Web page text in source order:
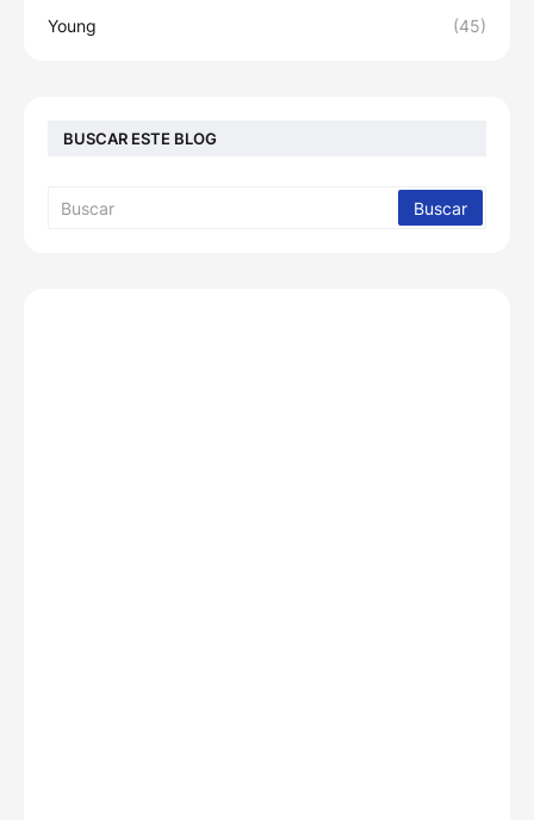
Young (45)
BUSCAR ESTE BLOG